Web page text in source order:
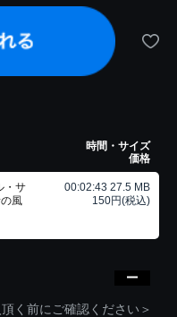
時間・サイズ
価格
・サ
風
00:02:43 27.5 MB
150円(税込)
く前にご確認ください＞